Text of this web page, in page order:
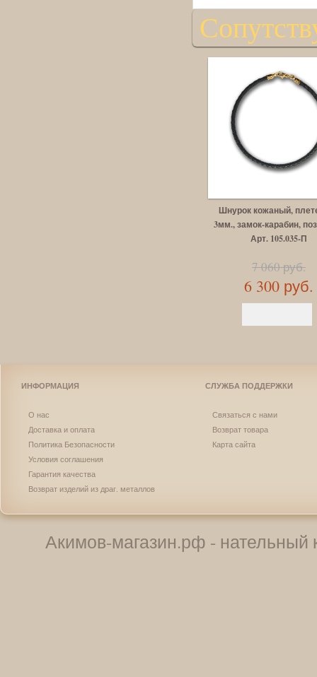
Шнурок кожаный,
3мм., замок-карабин,
Арт. 105.035-П
7 060 руб.
6 300 руб.
ИНФОРМАЦИЯ
О нас
Доставка и оплата
Политика Безопасности
Условия соглашения
Гарантия качества
Возврат изделий из драг. металлов
СЛУЖБА ПОДДЕРЖКИ
Связаться с нами
Возврат товара
Карта сайта
Акимов-магазин.рф - нательный